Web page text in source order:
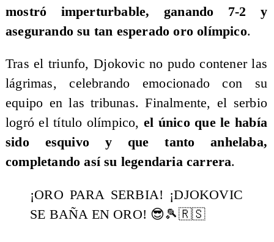
mostró imperturbable, ganando 7-2 y
asegurando su tan esperado oro olímpico.
Tras el triunfo, Djokovic no pudo contener las
lágrimas, celebrando emocionado con su
equipo en las tribunas. Finalmente, el serbio
logró el título olímpico, el único que le había
sido esquivo y que tanto anhelaba,
completando así su legendaria carrera.
¡ORO PARA SERBIA! ¡DJOKOVIC
SE BAÑA EN ORO! 😎🎾🇷🇸